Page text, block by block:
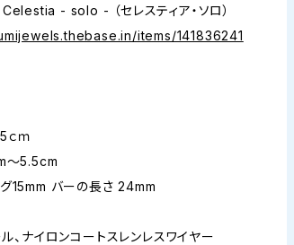
Celestia - solo - （セレスティア・ソロ）
items/141836241
ｃｍ
～5.5cm
グ15mm バーの長さ 24mm
、ナイロンコートスレンレスワイヤー